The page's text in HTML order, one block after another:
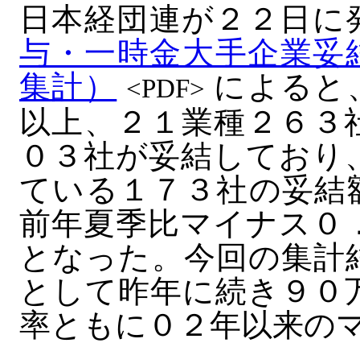
日本経団連が２２日に
与・一時金大手企業妥
集計）
<PDF> によると
以上、２１業種２６
０３社が妥結してお
ている１７３社の妥結
前年夏季比マイナス０
となった。今回の集
として昨年に続き９
率ともに０２年以来の